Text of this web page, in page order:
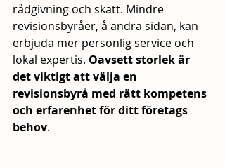
rådgivning och skatt. Mindre
revisionsbyråer, å andra sidan, kan
erbjuda mer personlig service och
lokal expertis. Oavsett storlek är
det viktigt att välja en
revisionsbyrå med rätt kompetens
och erfarenhet för ditt företags
behov.